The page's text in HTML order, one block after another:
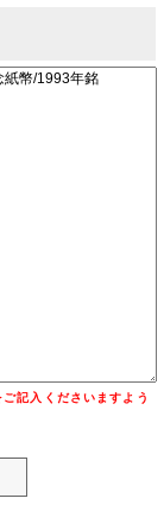
記入くださいますよう